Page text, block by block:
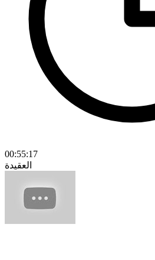
00:55:17
العقيدة